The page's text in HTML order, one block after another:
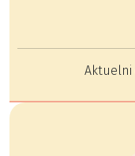
Aktuelni